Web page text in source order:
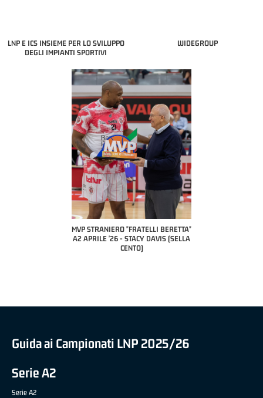
LNP E ICS INSIEME PER LO SVILUPPO
DEGLI IMPIANTI SPORTIVI
WIDEGROUP
MVP "FRATELLI BERETTA" SAMUEL
DILAS B NAZIONALE APRILE '26 -
MARCO RESTELLI (TAV TREVIGLIO
Guida ai Campionati LNP 2025/26
Serie A2
Serie A2